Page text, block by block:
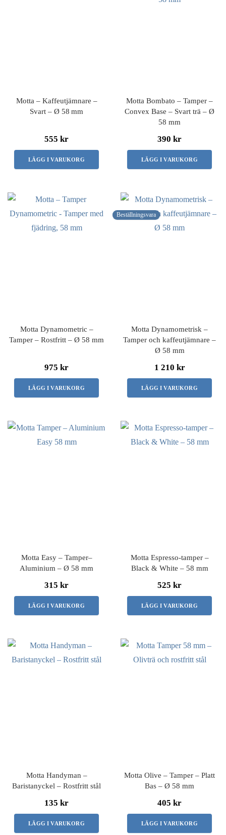
Motta – Kaffeutjämnare –
Svart – Ø 58 mm
555 kr
LÄGG I VARUKORG
Motta Bombato – Tamper –
Convex Base – Svart trä – Ø
58 mm
390 kr
LÄGG I VARUKORG
Motta Dynamometric –
Tamper – Rostfritt – Ø 58 mm
975 kr
LÄGG I VARUKORG
Beställningsvara
Motta Dynamometrisk –
Tamper och kaffeutjämnare –
Ø 58 mm
1 210 kr
LÄGG I VARUKORG
Motta Easy – Tamper–
Aluminium – Ø 58 mm
315 kr
LÄGG I VARUKORG
Motta Espresso-tamper –
Black & White – 58 mm
525 kr
LÄGG I VARUKORG
Motta Handyman –
Baristanyckel – Rostfritt stål
135 kr
LÄGG I VARUKORG
Motta Olive – Tamper – Platt
Bas – Ø 58 mm
405 kr
LÄGG I VARUKORG